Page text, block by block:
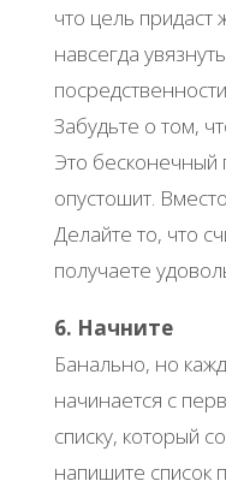
что цель
навсегда
Забудьте о том,
Это бесконечный
опустошит.
Делайте то, что
получаете
6. Начните
Банально, но
начинается с
списку, который
напишите список